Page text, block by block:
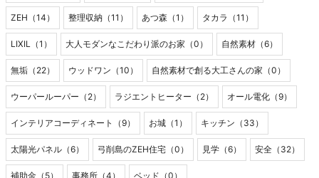
ZEH（14） 整理収納（11） あつ森（1） タカラ（11）
LIXIL（1） 大人モダンなこだわり派のお家（0） 自然素材（6）
無垢（22） ウッドワン（10） 自然素材で創る大工さんの家（0）
ウーパールーパー（2） ラジエントヒーター（2） オール電化（9）
インテリアコーディネート（9） お城（1） キッチン（33）
太陽光パネル（6） 弓削島のZEH住宅（0） 見学（6） 安全（32）
補助金（5） 事務所（4） ベッド（0）